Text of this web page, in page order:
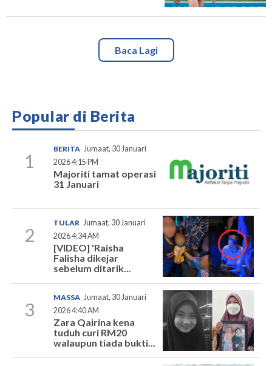
Baca Lagi
Popular di Berita
1
BERITA Jumaat, 30 Januari
2026 4:15 PM
Majoriti tamat operasi
31 Januari
2
TULAR Jumaat, 30 Januari
2026 4:34 AM
[VIDEO] 'Raisha
Falisha dikejar
sebelum ditarik...
3
MASSA Jumaat, 30 Januari
2026 4:40 AM
Zara Qairina kena
tuduh curi RM20
walaupun tiada bukti...